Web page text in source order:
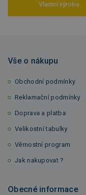
Vlastní výroba
Vše o nákupu
Obchodní podmínky
Reklamační podmínky
Doprava a platba
Velikostní tabulky
Věrnostní program
Jak nakupovat ?
Obecné informace